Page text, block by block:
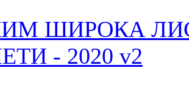
ШИРОКА
- 2020 v2